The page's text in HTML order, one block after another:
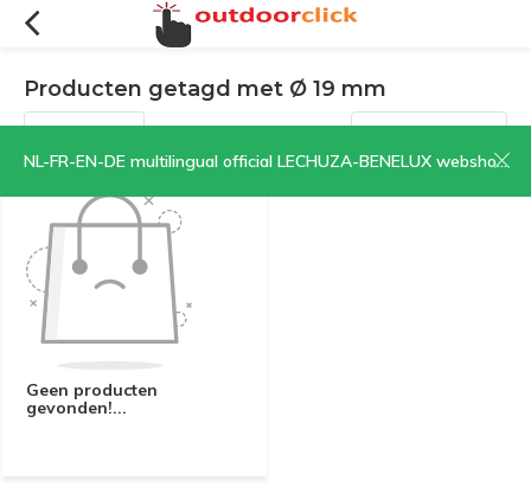
NL-FR-EN-DE multilingual official LECHUZA-BENELUX webshop | CLICK HERE NOW!
Producten getagd met Ø 19 mm
Filters Sorteren op:
Geen producten
gevonden!...